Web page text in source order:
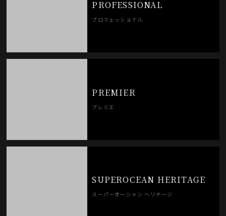
PROFESSIONAL
プロフェッショナル
PREMIER
プレミエ
SUPEROCEAN HERITAGE
スーパーオーシャン ヘリテージ